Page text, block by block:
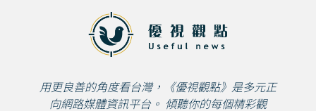
用更良善的角度看台灣，《優視觀點》是多元正
向網路媒體資訊平台。 傾聽你的每個精彩觀